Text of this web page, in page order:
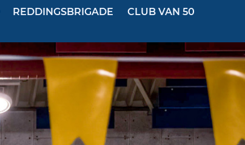
REDDINGSBRIGADE
CLUB VAN 50